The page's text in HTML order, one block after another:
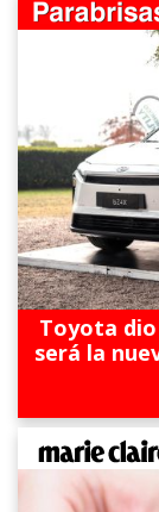
Toyota
será la